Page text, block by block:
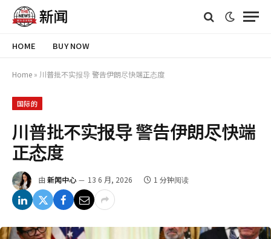
HOME BUY NOW
Home » 川普批不实报导 警告伊朗尽快端正态度
国际的
川普批不实报导 警告伊朗尽快端
正态度
由 新闻中心 13 6 月, 2026 1 分钟阅读